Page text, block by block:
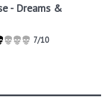
- Dreams &
7/10